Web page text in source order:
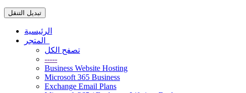
تبديل التنقل
الرئيسية
تصفح الكل
-----
Business Website Hosting
Microsoft 365 Business
Exchange Email Plans